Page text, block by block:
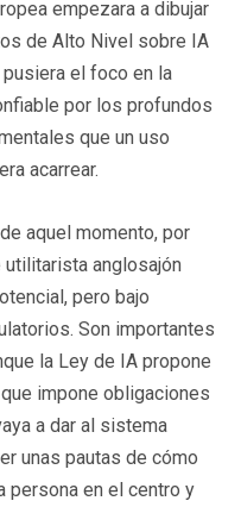
empezara a dibujar
de Alto Nivel sobre IA
el foco en la
por los profundos
que un uso
acarrear.
aquel momento, por
anglosajón
pero bajo
Son importantes
la Ley de IA propone
impone obligaciones
a dar al sistema
unas pautas de cómo
persona en el centro y